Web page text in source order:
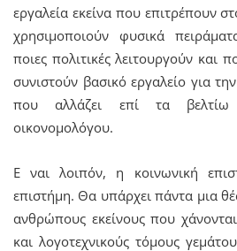
εργαλεία εκείνα που επιτρέπουν
χρησιμοποιούν φυσικά
ποιες πολιτικές λειτουργούν και
συνιστούν βασικό εργαλείο για
που αλλάζει επί τα
οικονομολόγου.
Ε ναι λοιπόν, η κοινωνική
επιστήμη. Θα υπάρχει πάντα μια
ανθρώπους εκείνους που
και λογοτεχνικούς τόμους